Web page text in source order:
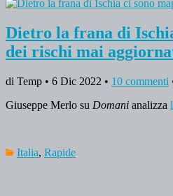
Dietro la frana di
dei rischi mai
di Temp • 6 Dic 2022 • 10 commenti
Giuseppe Merlo su Domani analizza
Italia, Rapide